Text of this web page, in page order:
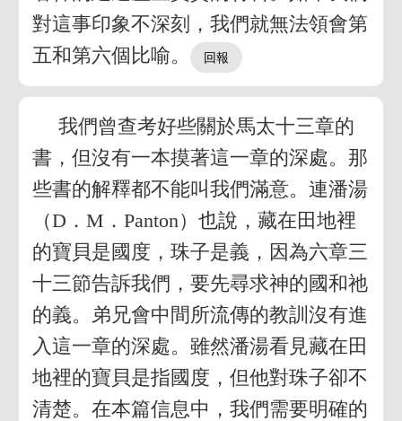
對這事印象不深刻，我們就無法領會第
五和第六個比喻。
我們曾查考好些關於馬太十三章的
書，但沒有一本摸著這一章的深處。那
些書的解釋都不能叫我們滿意。連潘湯
（D．M．Panton）也說，藏在田地裡
的寶貝是國度，珠子是義，因為六章三
十三節告訴我們，要先尋求神的國和祂
的義。弟兄會中間所流傳的教訓沒有進
入這一章的深處。雖然潘湯看見藏在田
地裡的寶貝是指國度，但他對珠子卻不
清楚。在本篇信息中，我們需要明確的